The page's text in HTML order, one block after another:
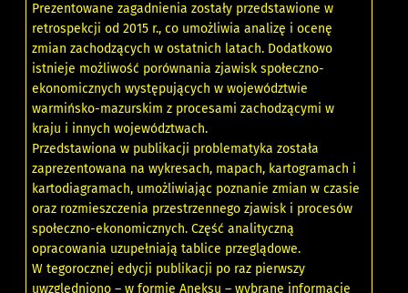
Prezentowane zagadnienia zostały przedstawione w
retrospekcji od 2015 r., co umożliwia analizę i ocenę
zmian zachodzących w ostatnich latach. Dodatkowo
istnieje możliwość porównania zjawisk społeczno-
ekonomicznych występujących w województwie
warmińsko-mazurskim z procesami zachodzącymi w
kraju i innych województwach.
Przedstawiona w publikacji problematyka została
zaprezentowana na wykresach, mapach, kartogramach i
kartodiagramach, umożliwiając poznanie zmian w czasie
oraz rozmieszczenia przestrzennego zjawisk i procesów
społeczno-ekonomicznych. Część analityczną
opracowania uzupełniają tablice przeglądowe.
W tegorocznej edycji publikacji po raz pierwszy
uwzględniono – w formie Aneksu – wybrane informacje